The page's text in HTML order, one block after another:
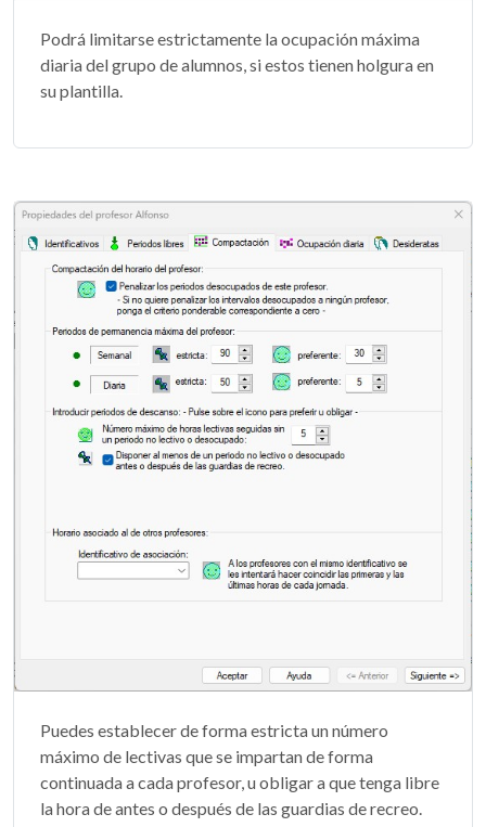
Podrá limitarse estrictamente la ocupación máxima
diaria del grupo de alumnos, si estos tienen holgura en
su plantilla.
Puedes establecer de forma estricta un número
máximo de lectivas que se impartan de forma
continuada a cada profesor, u obligar a que tenga libre
la hora de antes o después de las guardias de recreo.